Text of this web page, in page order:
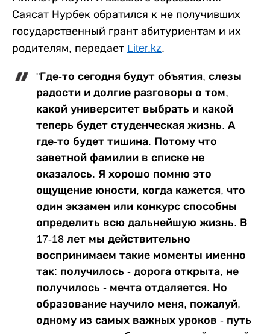
Саясат Нурбек обратился к не получивших
государственный грант абитуриентам и их
родителям, передает Liter.kz.
"Где-то сегодня будут объятия, слезы
радости и долгие разговоры о том,
какой университет выбрать и какой
теперь будет студенческая жизнь. А
где-то будет тишина. Потому что
заветной фамилии в списке не
оказалось. Я хорошо помню это
ощущение юности, когда кажется, что
один экзамен или конкурс способны
определить всю дальнейшую жизнь. В
17-18 лет мы действительно
воспринимаем такие моменты именно
так: получилось - дорога открыта, не
получилось - мечта отдаляется. Но
образование научило меня, пожалуй,
одному из самых важных уроков - путь